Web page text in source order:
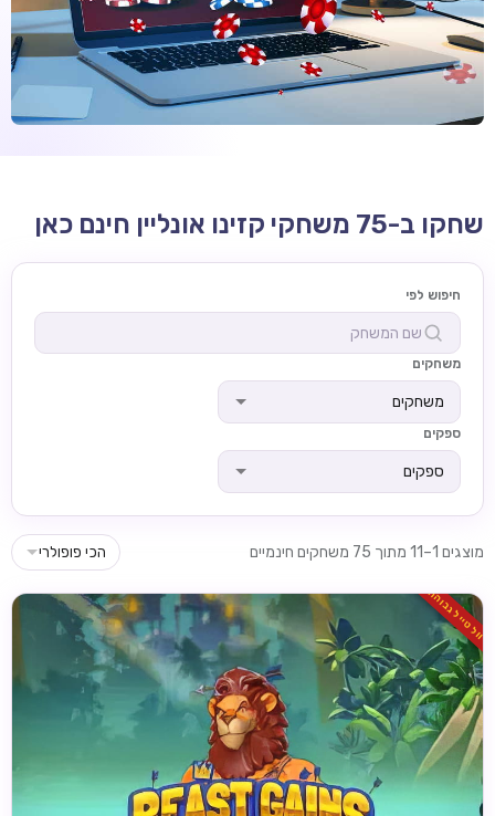
צור קשר
טיפים
שחקו ב-75 משחקי קזינו אונליין חינם כאן
חיפוש לפי
משחקים
משחקים
ספקים
ספקים
מוצגים 1–11 מתוך 75 משחקים חינמיים הכי פופולרי
וולטייל גבוהה